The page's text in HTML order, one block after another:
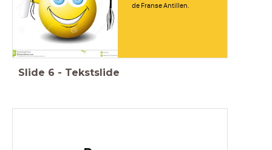
de Franse Antillen.
Slide 6 - Tekstslide